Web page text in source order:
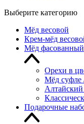
Выберите категорию
Мёд весовой
Крем-мёд
Мёд фасованный
Орехи в
Мёд суфле
Подарочные